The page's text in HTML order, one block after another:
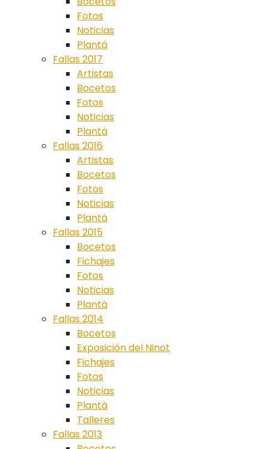
Fotos
Noticias
Plantá
Fallas 2017
Artistas
Bocetos
Fotos
Noticias
Plantà
Fallas 2016
Artistas
Bocetos
Fotos
Noticias
Plantà
Fallas 2015
Bocetos
Fichajes
Fotos
Noticias
Plantà
Fallas 2014
Bocetos
Exposición del Ninot
Fichajes
Fotos
Noticias
Plantà
Talleres
Fallas 2013